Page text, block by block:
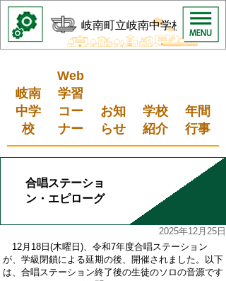
岐南町立岐南中学校
岐南
中学
校
Web
学習
コー
ナー
お知
らせ
学校
紹介
年間
行事
合唱ステーショ
ン・エピローグ
2025年12月25日
12月 18 日(木曜日)、令和7年度合唱ステーション
が、学級閉鎖による延期の後、開催されました。以下
は、合唱ステーション終了後の生徒のソロの音源です